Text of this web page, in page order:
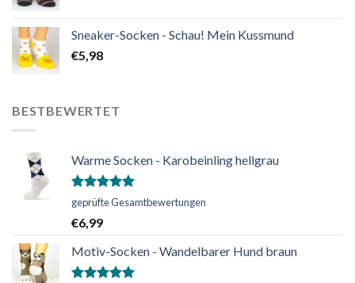
Sneaker-Socken - Schau! Mein Kussmund
€5,98
BESTBEWERTET
Warme Socken - Karobeinling hellgrau
Bewertet
mit
von 5
geprüfte Gesamtbewertungen
€6,99
Motiv-Socken - Wandelbarer Hund braun